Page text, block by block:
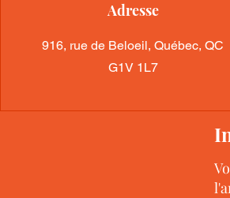
Adresse
916, rue de Beloeil, Québec, QC
G1V 1L7